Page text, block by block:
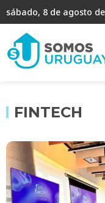
sábado, 8 de agosto
FINTECH